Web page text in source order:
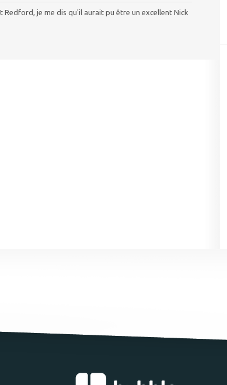
je me dis qu'il aurait pu être un excellent Nick